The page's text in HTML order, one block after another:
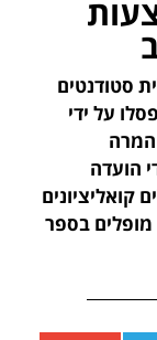
סטודנטים
על ידי
המרה
הועדה
קואליציונים
מופלים בספר